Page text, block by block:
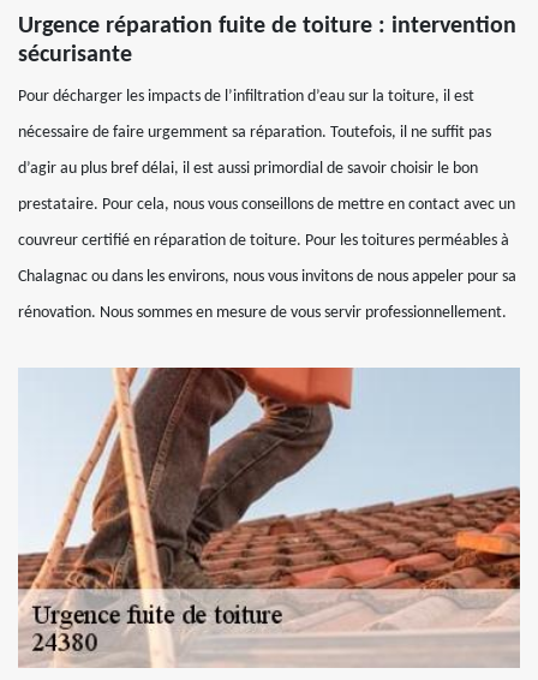
Urgence réparation fuite de toiture : intervention
sécurisante
Pour décharger les impacts de l’infiltration d’eau sur la toiture, il est
nécessaire de faire urgemment sa réparation. Toutefois, il ne suffit pas
d’agir au plus bref délai, il est aussi primordial de savoir choisir le bon
prestataire. Pour cela, nous vous conseillons de mettre en contact avec un
couvreur certifié en réparation de toiture. Pour les toitures perméables à
Chalagnac ou dans les environs, nous vous invitons de nous appeler pour sa
rénovation. Nous sommes en mesure de vous servir professionnellement.